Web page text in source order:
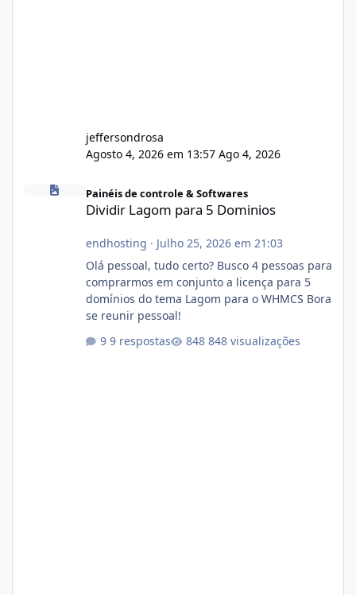
jeffersondrosa
Agosto 4, 2026 em 13:57 Ago 4, 2026
Dividir Lagom para 5 Dominios
Painéis de controle & Softwares
Dividir Lagom para 5 Dominios
endhosting · Julho 25, 2026 em 21:03
Olá pessoal, tudo certo? Busco 4 pessoas para
comprarmos em conjunto a licença para 5
domínios do tema Lagom para o WHMCS Bora
se reunir pessoal!
9 respostas
848 visualizações